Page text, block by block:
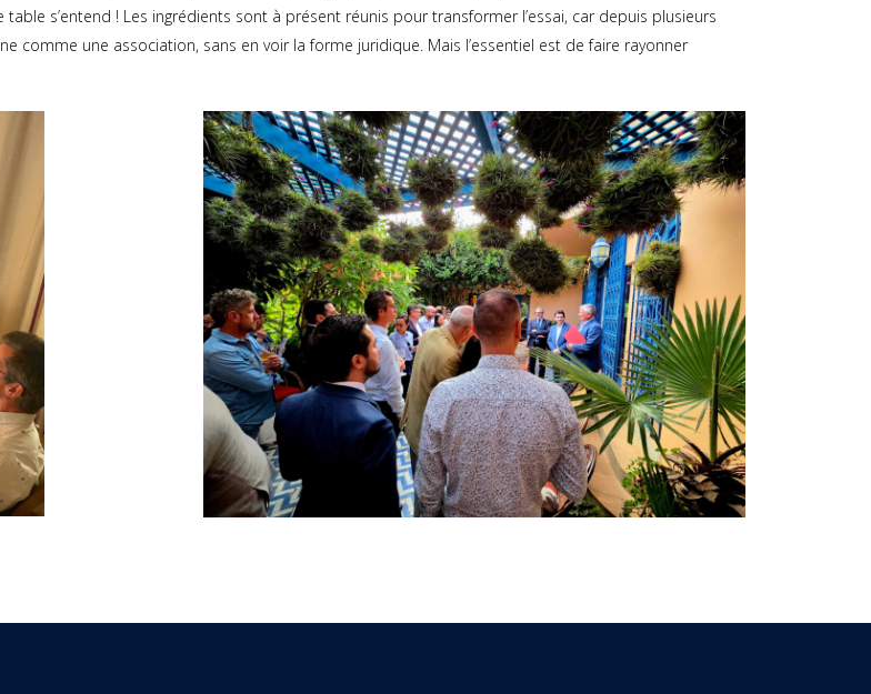
s’entend ! Les ingrédients sont à présent réunis pour transformer l’essai, car depuis plusieurs
comme une association, sans en voir la forme juridique. Mais l’essentiel est de faire rayonner